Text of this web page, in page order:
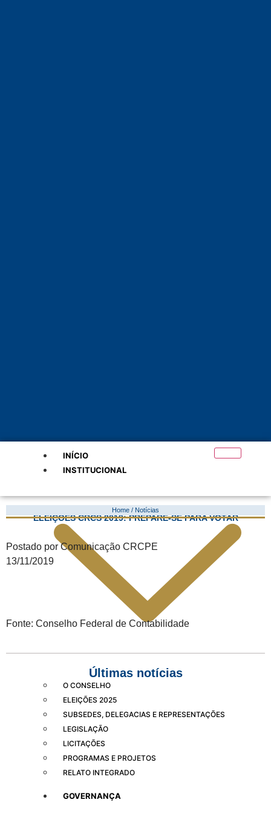
INÍCIO
INSTITUCIONAL
O CONSELHO
ELEIÇÕES 2025
SUBSEDES, DELEGACIAS E REPRESENTAÇÕES
LEGISLAÇÃO
LICITAÇÕES
PROGRAMAS E PROJETOS
RELATO INTEGRADO
GOVERNANÇA
ELEIÇÕES CRCS 2019: PREPARE-SE PARA VOTAR
Home / Notícias
Postado por Comunicação CRCPE
13/11/2019
Fonte: Conselho Federal de Contabilidade
Últimas notícias
Empresas com 100 ou mais empregados devem atualizar
informações para o 6º Relatório de Transparência Salarial
Receita Federal emite Termo de Exclusão para devedores do
Simples Nacional, incluindo MEI
Receita publica novas Notas Técnicas da NF-e e NFC-e com
foco na Reforma Tributária
relativas ao Imposto de Renda